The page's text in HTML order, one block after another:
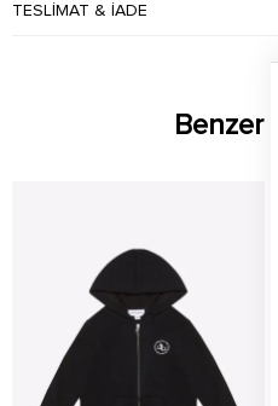
TESLIMAT & İADE
Benzer